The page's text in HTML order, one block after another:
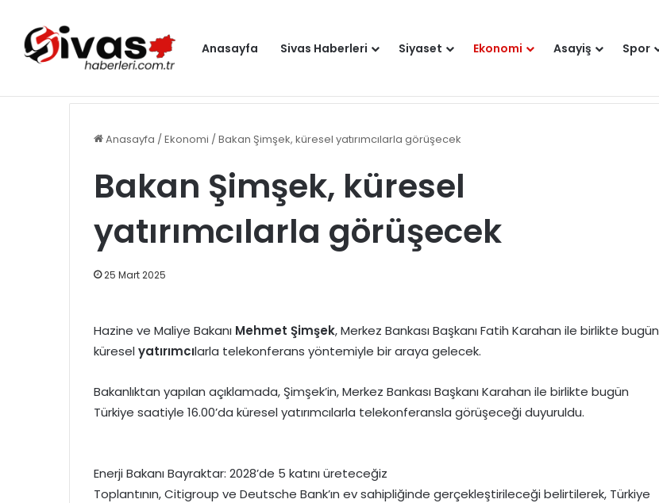
Anasayfa Sivas Haberleri Siyaset Ekonomi Asayiş Spor
Gündem Bakan Kurum: İzmit Körfezi’nde Türkiye ve dünyaya örnek olacak proje yürütüyoruz
Anasayfa /Ekonomi /Bakan Şimşek, küresel yatırımcılarla görüşecek
Bakan Şimşek, küresel
yatırımcılarla görüşecek
25 Mart 2025
Hazine ve Maliye Bakanı Mehmet Şimşek, Merkez Bankası Başkanı Fatih Karahan ile birlikte bugün
küreselyatırımcılarla telekonferans yöntemiyle bir araya gelecek.
Bakanlıktan yapılan açıklamada, Şimşek’in, Merkez Bankası Başkanı Karahan ile birlikte bugün
Türkiye saatiyle 16.00’da küresel yatırımcılarla telekonferansla görüşeceği duyuruldu.
Enerji Bakanı Bayraktar: 2028’de 5 katını üreteceğiz
Toplantının, Citigroup ve Deutsche Bank’ın ev sahipliğinde gerçekleştirileceği belirtilerek, Türkiye